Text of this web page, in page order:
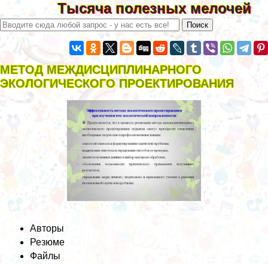
Тысяча полезных мелочей
МЕТОД МЕЖДИСЦИПЛИНАРНОГО
ЭКОЛОГИЧЕСКОГО ПРОЕКТИРОВАНИЯ
Авторы
Резюме
Файлы